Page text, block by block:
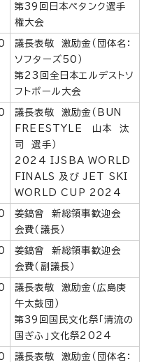
第39回日本ペタンク選手
権大会
議長表敬 激励金（団体名：
ソフターズ50）
第23回全日本エルデストソ
フトボール大会
議長表敬 激励金（BUN
FREESTYLE 山本 汰
司 選手）
2024 IJSBA WORLD
FINALS 及び JET SKI
WORLD CUP 2024
姜鎬曾 新総領事歓迎会
会費（議長）
姜鎬曾 新総領事歓迎会
会費（副議長）
議長表敬 激励金（広島庚
午太鼓団）
第39回国民文化祭「清流の
国ぎふ」文化祭2024
議長表敬 激励金（団体名：